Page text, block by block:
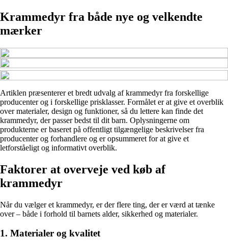
Krammedyr fra både nye og velkendte
mærker
Artiklen præsenterer et bredt udvalg af krammedyr fra forskellige
producenter og i forskellige prisklasser. Formålet er at give et overblik
over materialer, design og funktioner, så du lettere kan finde det
krammedyr, der passer bedst til dit barn. Oplysningerne om
produkterne er baseret på offentligt tilgængelige beskrivelser fra
producenter og forhandlere og er opsummeret for at give et
letforståeligt og informativt overblik.
Faktorer at overveje ved køb af
krammedyr
Når du vælger et krammedyr, er der flere ting, der er værd at tænke
over – både i forhold til barnets alder, sikkerhed og materialer.
1. Materialer og kvalitet